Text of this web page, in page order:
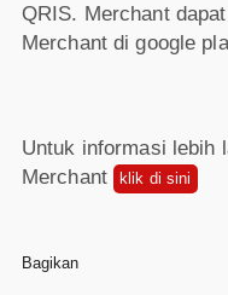
QRIS. Merchant
Merchant di google
Untuk informasi lebih
Merchant klik di sini
Bagikan